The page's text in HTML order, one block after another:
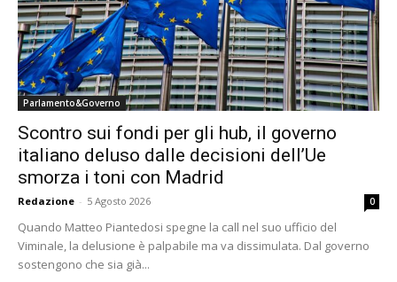
Parlamento&Governo
Scontro sui fondi per gli hub, il governo
italiano deluso dalle decisioni dell’Ue
smorza i toni con Madrid
Redazione - 5 Agosto 2026 0
Quando Matteo Piantedosi spegne la call nel suo ufficio del
Viminale, la delusione è palpabile ma va dissimulata. Dal governo
sostengono che sia già...